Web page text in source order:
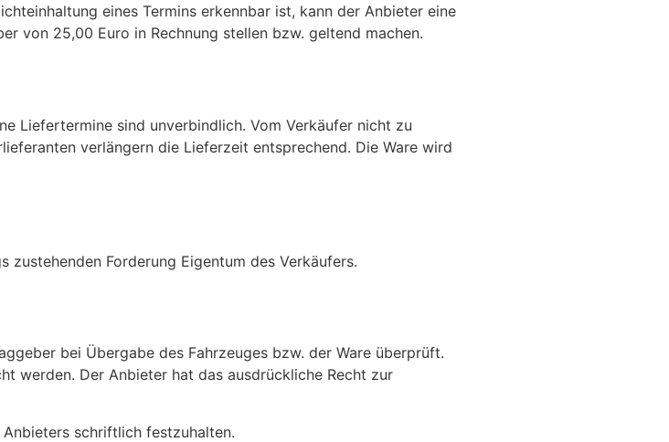
eines Termins erkennbar ist, kann der Anbieter eine
von 25,00 Euro in Rechnung stellen bzw. geltend machen.
Liefertermine sind unverbindlich. Vom Verkäufer nicht zu
verlängern die Lieferzeit entsprechend. Die Ware wird
Forderung Eigentum des Verkäufers.
bei Übergabe des Fahrzeuges bzw. der Ware überprüft.
werden. Der Anbieter hat das ausdrückliche Recht zur
schriftlich festzuhalten.